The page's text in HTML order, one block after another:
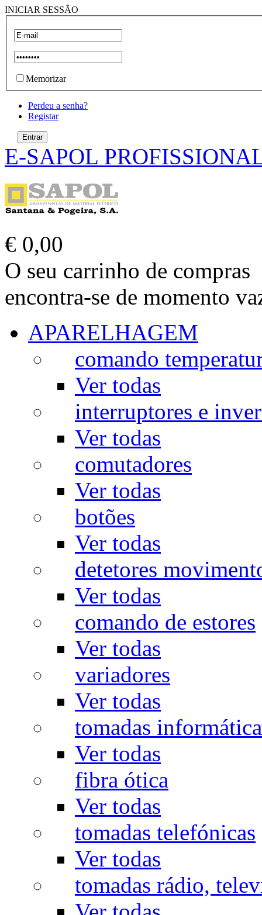
INICIAR SESSÃO
Memorizar
Perdeu a senha?
Registar
E-SAPOL
€ 0,00
O seu carrinho de compras
encontra-se de momento
APARELHAGEM
comando
Ver todas
interruptores e
Ver todas
comutadores
Ver todas
botões
Ver todas
detetores
Ver todas
comando de estores
Ver todas
variadores
Ver todas
tomadas
Ver todas
fibra ótica
Ver todas
tomadas telefónicas
Ver todas
tomadas rádio,